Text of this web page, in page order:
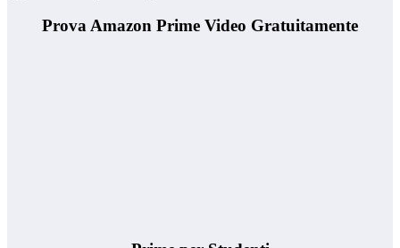
Prova Amazon Prime Video Gratuitamente